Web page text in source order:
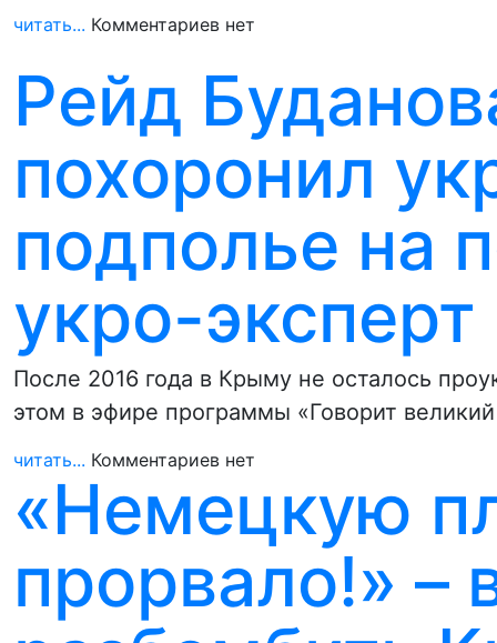
читать... Комментариев нет
Рейд
похоронил
подполье на
укро-
После 2016 года в Крыму не осталось
этом в эфире программы «Говорит
читать... Комментариев нет
«Немецкую
прорвало!» –